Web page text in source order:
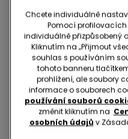
-38%
1 Barva
Chcete individuálně
Pomocí
individuálně přizpůsobený
Kliknutím na „Přijmout
souhlas s používáním
tohoto banneru
prohlížení, ale soubory
informace o souborech
používání souborů
změnit kliknutím na
osobních údajů v